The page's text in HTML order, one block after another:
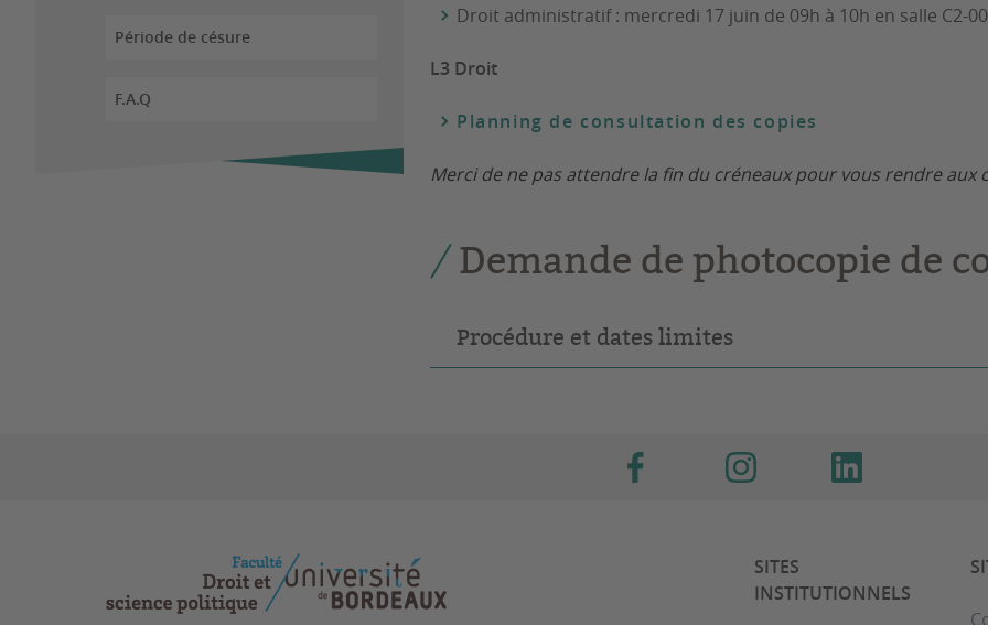
Période de césure
F.A.Q
Droit administratif : mercredi 17 juin de 09h à 10h en salle C2-
L3 Droit
Planning de consultation des copies
Merci de ne pas attendre la fin du créneaux pour vous rendre aux
Demande de photocopie de
Procédure et dates limites
SITES
INSTITUTIONNELS